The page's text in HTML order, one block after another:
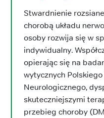
Stwardnienie
chorobą układu
osoby rozwija się w
indywidualny.
opierając się na
wytycznych
Neurologicznego,
skuteczniejszymi
przebieg choroby